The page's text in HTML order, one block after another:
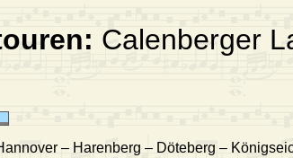
Calenberger
– Harenberg – Döteberg –